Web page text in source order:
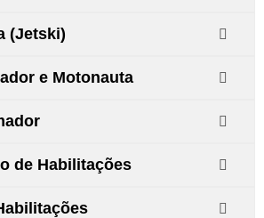
(Jetski)
e Motonauta
de Habilitações